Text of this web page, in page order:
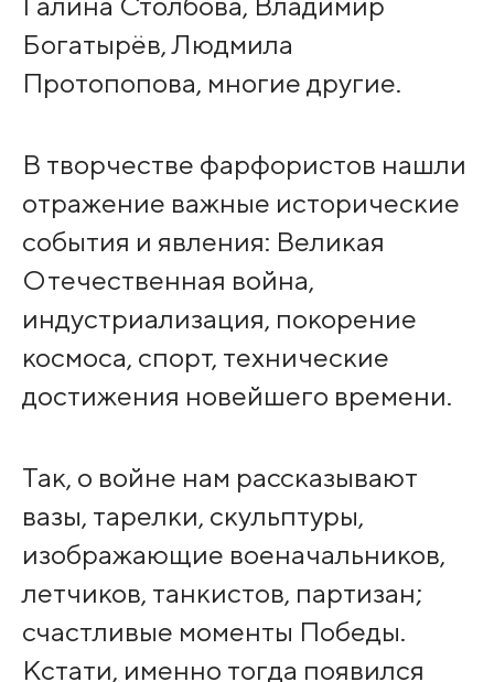
Богатырёв, Людмила
Протопопова, многие другие.
В творчестве фарфористов нашли
отражение важные исторические
события и явления: Великая
Отечественная война,
индустриализация, покорение
космоса, спорт, технические
достижения новейшего времени.
Так, о войне нам рассказывают
вазы, тарелки, скульптуры,
изображающие военачальников,
летчиков, танкистов, партизан;
счастливые моменты Победы.
Кстати, именно тогда появился